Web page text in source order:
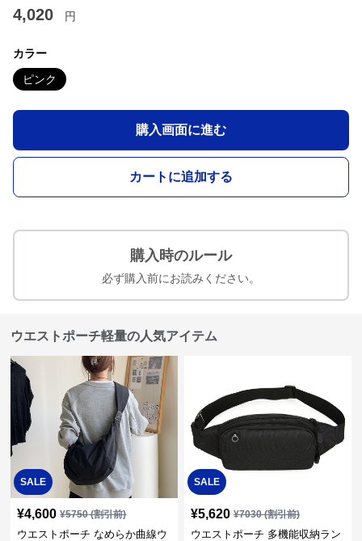
4,020 円
カラー
ピンク
購入画面に進む
カートに追加する
購入時のルール
必ず購入前にお読みください。
ウエストポーチ軽量の人気アイテム
SALE
¥4,600 ¥5750(割引前)
ウエストポーチ なめらか曲線ウ
SALE
¥5,620 ¥7030(割引前)
ウエストポーチ 多機能収納ラン